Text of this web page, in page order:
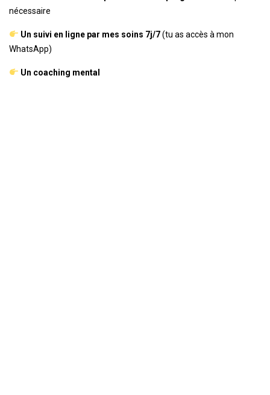
nécessaire
Un suivi en ligne par mes soins 7j/7(tu as accès à mon
WhatsApp)
Un coaching mental